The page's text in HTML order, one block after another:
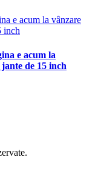
e acum la
de 15 inch